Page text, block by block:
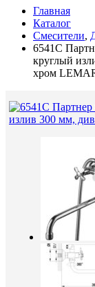
Главная
Каталог
Смесители,
6541C
круглый
хром